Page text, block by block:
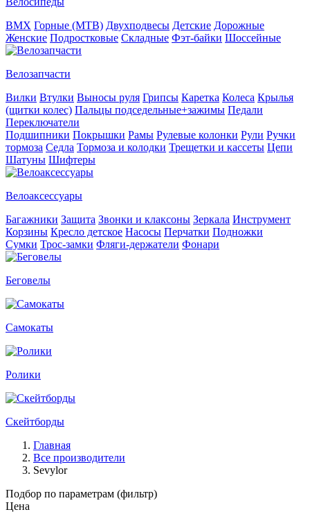
BMX Горные (MTB) Двухподвесы Детские Дорожные
Женские Подростковые Складные Фэт-байки Шоссейные
Велозапчасти
Вилки Втулки Выносы руля Грипсы Каретка Колеса Крылья
(щитки колес) Пальцы подседельные+зажимы Педали
Переключатели
Подшипники Покрышки Рамы Рулевые колонки Рули Ручки
тормоза Седла Тормоза и колодки Трещетки и кассеты Цепи
Шатуны Шифтеры
Велоаксессуары
Багажники Защита Звонки и клаксоны Зеркала Инструмент
Корзины Кресло детское Насосы Перчатки Подножки
Сумки Трос-замки Фляги-держатели Фонари
Беговелы
Самокаты
Ролики
Скейтборды
Главная
Все производители
Sevylor
Подбор по параметрам (фильтр)
Цена